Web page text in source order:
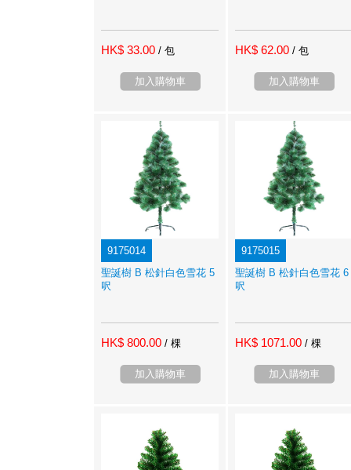
HK$ 33.00 / 包
加入購物車
HK$ 62.00 / 包
加入購物車
9175014
聖誕樹 B 松針白色雪花 5
呎
HK$ 800.00 / 棵
加入購物車
9175015
聖誕樹 B 松針白色雪花 6
呎
HK$ 1071.00 / 棵
加入購物車